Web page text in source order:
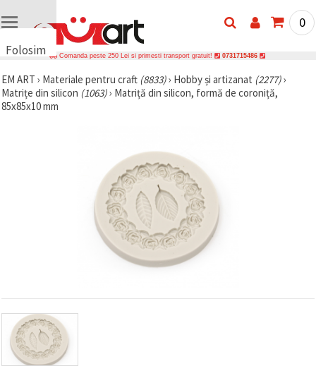
Folosim
uri
🍪 Folosim
cookie-uri
afișa
conținut și
reclame
mai
relevante,
0
Comanda peste 250 Lei si primesti transport gratuit! 0731715486
EM ART › Materiale pentru craft (8833)› Hobby și artizanat (2277)›
Matrițe din silicon (1063)› Matriță din silicon, formă de coroniță,
85x85x10 mm